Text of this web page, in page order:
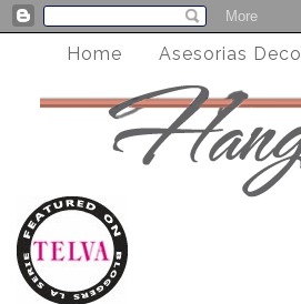
Home Asesorias Deco